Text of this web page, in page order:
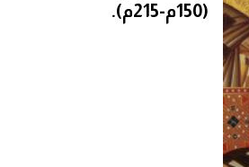
(150م-215م).